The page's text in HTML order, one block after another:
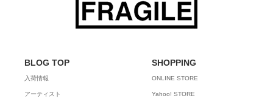
BLOG TOP
入荷情報
アーティスト
SHOPPING
ONLINE STORE
Yahoo! STORE